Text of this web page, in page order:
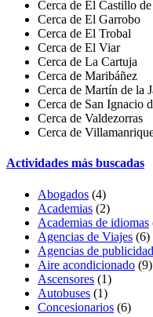
Cerca de El Castillo
Cerca de El Garrobo
Cerca de El Trobal
Cerca de El Viar
Cerca de La Cartuja
Cerca de Maribáñez
Cerca de Martín de la
Cerca de San Ignacio
Cerca de Valdezorras
Cerca de
Actividades más buscadas
Abogados (4)
Academias (2)
Academias de idiomas
Agencias de Viajes (6)
Agencias de publicidad
Aire acondicionado (9)
Ascensores (1)
Autobuses (1)
Concesionarios (6)